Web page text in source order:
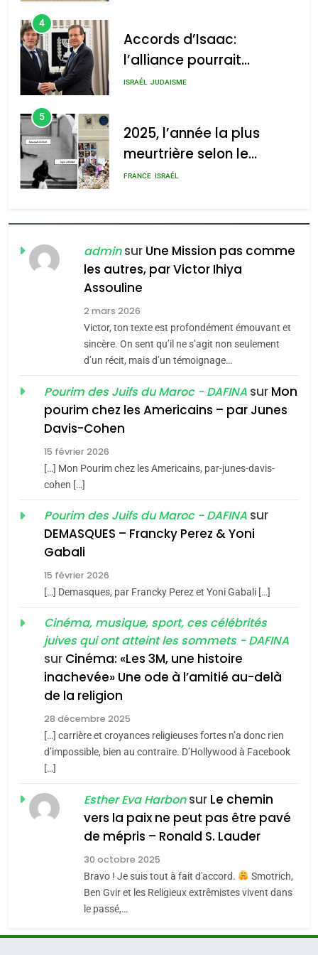
4
Accords d’Isaac:
l’alliance pourrait
s’étendre à 13 pays
ISRAÉL JUDAISME
5
2025, l’année la plus
meurtrière selon le
rapport d’ADL contre
FRANCE ISRAÉL
FIÈRE, DIGNE ET RÉSILIENTE :
POURQUOI JE REVENDIQUE
MA JUDAÏTE par Thérèse
Zrihen-Dvir
ISRAÉL JUDAISME
CE QUI NOUS MANQUE –
Jacques Hadida
JUDAISME
Maroc : Les amandes de
Tafraout, le miel de Tadla
du terroir
Oeil ravageur – Vanessa
De Loya Stauber
«Tu dis génocide, je dis
guerre»: La nouvelle
chanson de Boy George
ISRAÉL JUDAISME
Accords d’Isaac:
l’alliance pourrait
s’étendre à 13 pays
d’Amérique latine
ISRAÉL JUDAISME
2025, l’année la plus
meurtrière selon le
adminsur Une Mission pas comme
les autres, par Victor Ihiya
Assouline
2 mars 2026
Victor, ton texte est profondément émouvant et
sincère. On sent qu’il ne s’agit non seulement
d’un récit, mais d’un témoignage…
Pourim des Juifs du Maroc - DAFINA sur Mon
pourim chez les Americains – par Junes
Davis-Cohen
15 février 2026
[…] Mon Pourim chez les Americains, par-junes-davis-
cohen […]
Pourim des Juifs du Maroc - DAFINA sur
DEMASQUES – Francky Perez & Yoni
Gabali
15 février 2026
[…] Demasques, par Francky Perez et Yoni Gabali […]
Cinéma, musique, sport, ces célébrités
juives qui ont atteint les sommets - DAFINA
sur Cinéma: «Les 3M, une histoire
inachevée» Une ode à l’amitié au-delà
de la religion
28 décembre 2025
[…] carrière et croyances religieuses fortes n’a donc rien
d’impossible, bien au contraire. D’Hollywood à Facebook
[…]
Esther Eva Harbonsur Le chemin
vers la paix ne peut pas être pavé
de mépris – Ronald S. Lauder
30 octobre 2025
Bravo ! Je suis tout à fait d'accord.
Smotrich,
Ben Gvir et les Religieux extrêmistes vivent dans
le passé,…
meurtrière selon le rapport
l’antisémitisme
FIÈRE, DIGNE ET RÉSILIENTE :
POURQUOI JE REVENDIQUE
MA JUDAÏTE par Thérèse
Zrihen-Dvir
ISRAÉL
CE QUI NOUS MANQUE –
JUDAISME
Maroc : Les amandes de
Tafraout, le miel de Tadla
Azilal consacrés produits
du terroir
DAFINA MAROC
Oeil ravageur – Vanessa De